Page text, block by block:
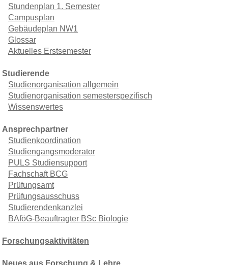
Stundenplan 1. Semester
Campusplan
Gebäudeplan NW1
Glossar
Aktuelles Erstsemester
Studierende
Studienorganisation allgemein
Studienorganisation semesterspezifisch
Wissenswertes
Ansprechpartner
Studienkoordination
Studiengangsmoderator
PULS Studiensupport
Fachschaft BCG
Prüfungsamt
Prüfungsausschuss
Studierendenkanzlei
BAföG-Beauftragter BSc Biologie
Forschungsaktivitäten
Neues aus Forschung & Lehre